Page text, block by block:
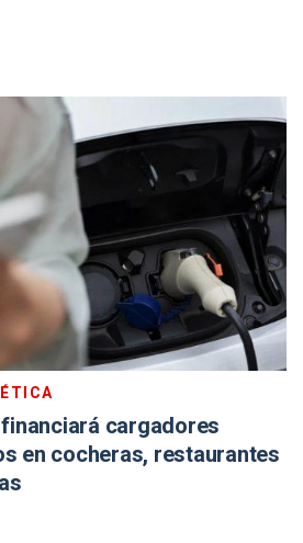
cargadores
en cocheras, restaurantes